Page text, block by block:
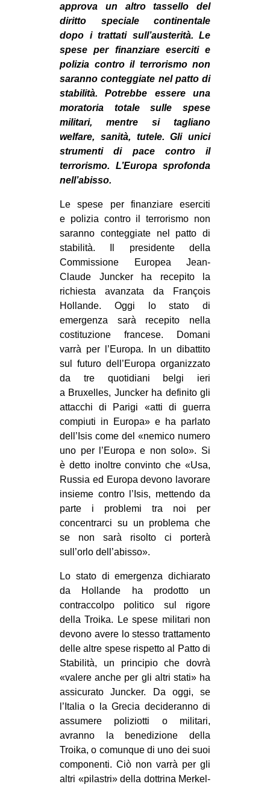
MIGRAZIONI
PRECARIATO
REPRESSIONE
CULTURE
CINEMA
MANIFESTI
RECENSIONI
INTERNAZIONALE
AFRICA
AMERICHE
EUROPA
MEDIO ORIENTE
MONDO
EVENTI
in
Fb
tw
bsky
ms
SEARCH
approva un altro tassello del
diritto speciale continentale
dopo i trattati sull’austerità. Le
spese per finanziare eserciti e
polizia contro il terrorismo non
saranno conteggiate nel patto di
stabilità. Potrebbe essere una
moratoria totale sulle spese
militari, mentre si tagliano
welfare, sanità, tutele. Gli unici
strumenti di pace contro il
terrorismo. L’Europa sprofonda
nell’abisso.
Le spese per finanziare eserciti
e polizia contro il terrorismo non
saranno conteggiate nel patto di
stabilità. Il presidente della
Commissione Europea Jean-
Claude Juncker ha recepito la
richiesta avanzata da François
Hollande. Oggi lo stato di
emergenza sarà recepito nella
costituzione francese. Domani
varrà per l’Europa. In un dibattito
sul futuro dell’Europa organizzato
da tre quotidiani belgi ieri
a Bruxelles, Juncker ha definito gli
attacchi di Parigi «atti di guerra
compiuti in Europa» e ha parlato
dell’Isis come del «nemico numero
uno per l’Europa e non solo». Si
è detto inoltre convinto che «Usa,
Russia ed Europa devono lavorare
insieme contro l’Isis, mettendo da
parte i problemi tra noi per
concentrarci su un problema che
se non sarà risolto ci porterà
sull’orlo dell’abisso».
Lo stato di emergenza dichiarato
da Hollande ha prodotto un
contraccolpo politico sul rigore
della Troika. Le spese militari non
devono avere lo stesso trattamento
delle altre spese rispetto al Patto di
Stabilità, un principio che dovrà
«valere anche per gli altri stati» ha
assicurato Juncker. Da oggi, se
l’Italia o la Grecia decideranno di
assumere poliziotti o militari,
avranno la benedizione della
Troika, o comunque di uno dei suoi
componenti. Ciò non varrà per gli
altri «pilastri» della dottrina Merkel-